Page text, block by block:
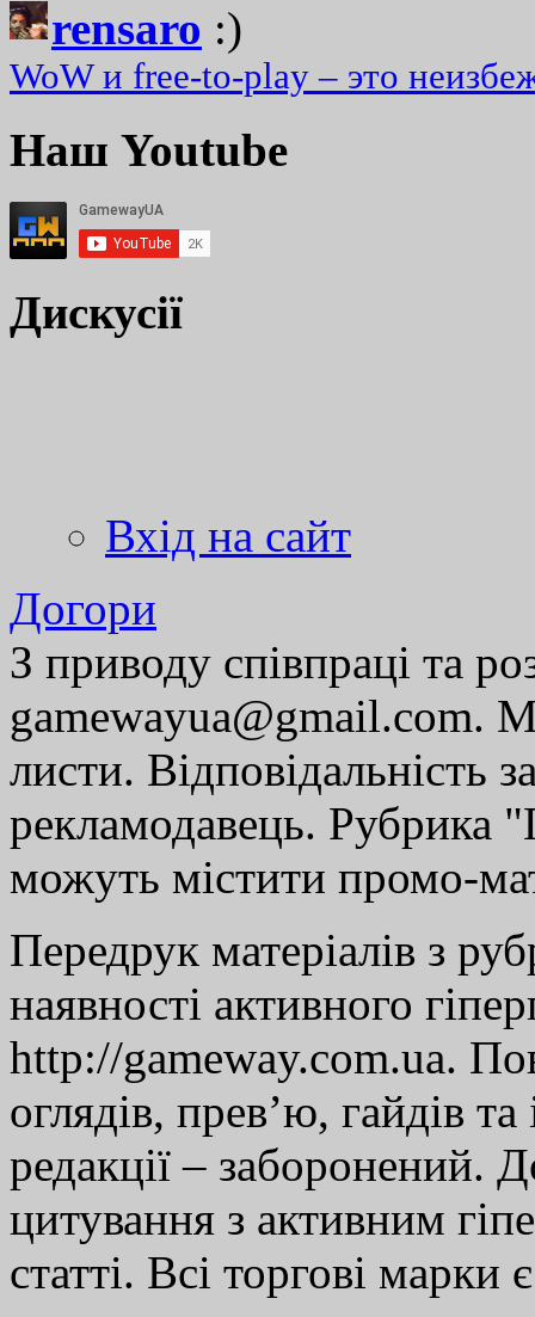
rensaro :)
WoW и free-to-play – это
Наш Youtube
Дискусії
Вхід на сайт
Догори
З приводу співпраці та
gamewayua@gmail.com.
листи. Відповідальність
рекламодавець. Рубрика
можуть містити промо-
Передрук матеріалів з
наявності активного
http://gameway.com.ua.
оглядів, прев’ю, гайдів
редакції – заборонений.
цитування з активним
статті. Всі торгові марки